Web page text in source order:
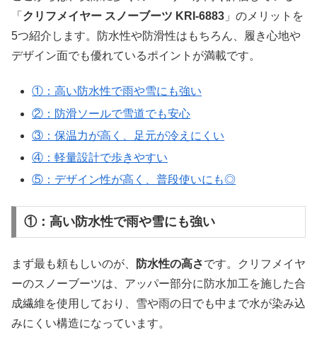
「 クリフメイヤー スノーブーツ KRI-6883 」のメリットを
5つ紹介します。防水性や防滑性はもちろん、履き心地や
デザイン面でも優れているポイントが満載です。
①：高い防水性で雨や雪にも強い
②：防滑ソールで雪道でも安心
③：保温力が高く、足元が冷えにくい
④：軽量設計で歩きやすい
⑤：デザイン性が高く、普段使いにも◎
①：高い防水性で雨や雪にも強い
まず最も頼もしいのが、 防水性の高さです。クリフメイヤ
ーのスノーブーツは、アッパー部分に防水加工を施した合
成繊維を使用しており、雪や雨の日でも中まで水が染み込
みにくい構造になっています。